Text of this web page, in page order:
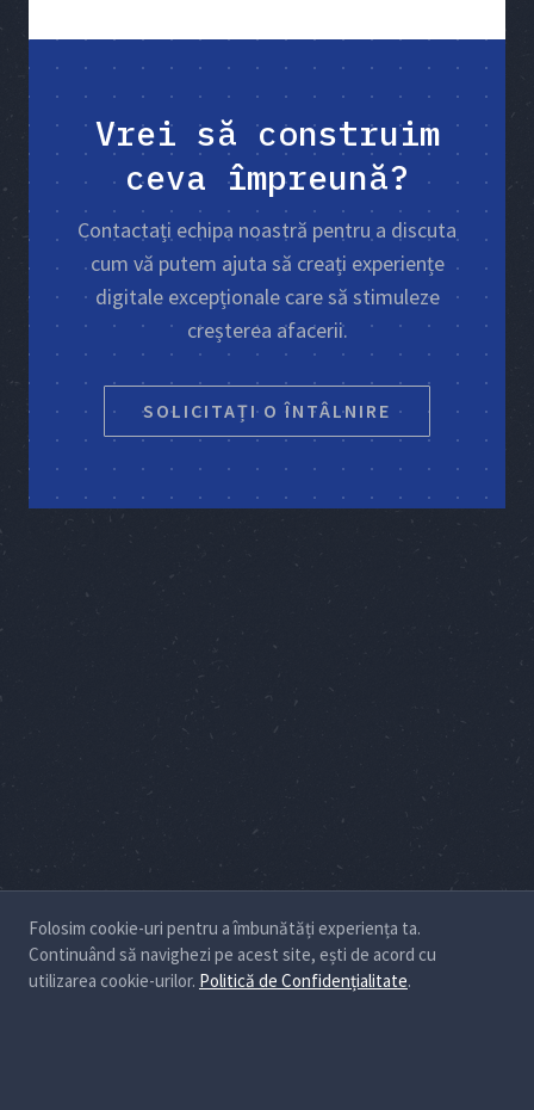
Vrei să construim
ceva împreună?
Contactați echipa noastră pentru a discuta
cum vă putem ajuta să creați experiențe
digitale excepționale care să stimuleze
creșterea afacerii.
SOLICITAȚI O ÎNTÂLNIRE
Folosim cookie-uri pentru a îmbunătăți experiența ta.
Continuând să navighezi pe acest site, ești de acord cu
utilizarea cookie-urilor. Politică de Confidențialitate.